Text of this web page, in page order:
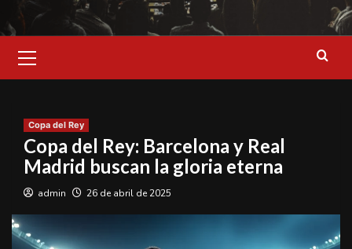
primario
Copa del Rey
Copa del Rey: Barcelona y Real
Madrid buscan la gloria eterna
admin 26 de abril de 2025